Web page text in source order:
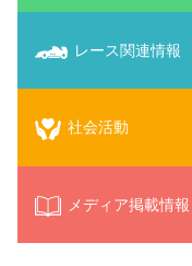
レース関連情報
社会活動
メディア掲載情報